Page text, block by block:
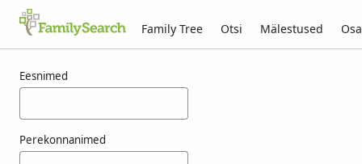
Family Tree Otsi Mälestused
Eesnimed
Perekonnanimed